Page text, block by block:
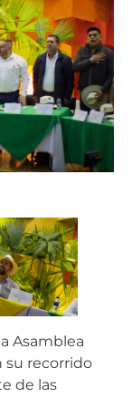
Asamblea
su recorrido
de las